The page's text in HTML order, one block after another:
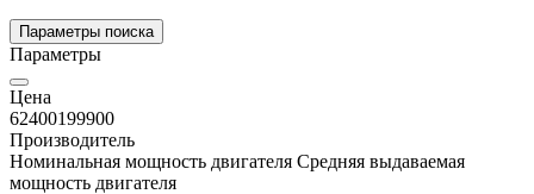
Параметры поиска
Параметры
Цена
62400199900
Производитель
Номинальная мощность двигателя Средняя выдаваемая
мощность двигателя